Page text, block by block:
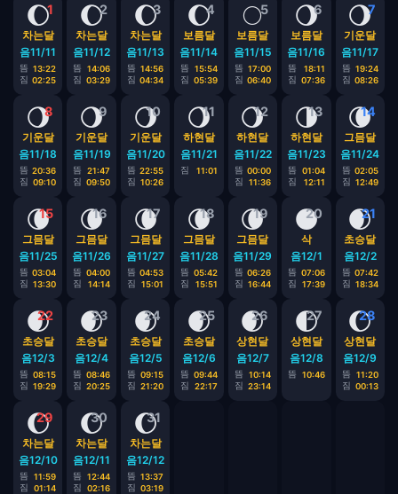
1
🌔
차는달
음11/11
뜸 13:22
짐 02:25
2
🌔
차는달
음11/12
뜸
14:06
짐 03:29
3
🌔
차는달
음11/13
뜸 14:56
짐 04:34
4
🌔
보름달
음11/14
뜸
15:54
짐 05:39
5
🌕
보름달
음11/15
뜸 17:00
짐 06:40
6
🌖
보름달
음11/16
뜸
18:11
짐 07:36
7
🌖
기운달
음11/17
뜸 19:24
짐 08:26
8
🌖
기운달
음11/18
뜸 20:36
짐 09:10
9
🌖
기운달
음11/19
뜸
21:47
짐 09:50
10
🌖
기운달
음11/20
뜸 22:55
짐 10:26
11
🌖
하현달
음11/21
짐 11:01
12
🌖
하현달
음11/22
뜸 00:00
짐
11:36
13
🌗
하현달
음11/23
뜸
01:04
짐
12:11
14
🌘
그믐달
음11/24
뜸 02:05
짐 12:49
15
🌘
그믐달
음11/25
뜸 03:04
짐 13:30
16
🌘
그믐달
음11/26
뜸 04:00
짐
14:14
17
🌘
그믐달
음11/27
뜸 04:53
짐
15:01
18
🌘
그믐달
음11/28
뜸 05:42
짐
15:51
19
🌘
그믐달
음11/29
뜸 06:26
짐 16:44
20
🌑
삭
음12/1
뜸 07:06
짐
17:39
21
🌒
초승달
음12/2
뜸 07:42
짐 18:34
22
🌒
초승달
음12/3
뜸 08:15
짐 19:29
23
🌒
초승달
음12/4
뜸 08:46
짐 20:25
24
🌒
초승달
음12/5
뜸 09:15
짐 21:20
25
🌒
초승달
음12/6
뜸 09:44
짐
22:17
26
🌒
상현달
음12/7
뜸
10:14
짐 23:14
27
🌓
상현달
음12/8
뜸 10:46
28
🌔
상현달
음12/9
뜸
11:20
짐 00:13
29
🌔
차는달
음12/10
뜸
11:59
짐
01:14
30
🌔
차는달
음12/11
뜸
12:44
짐
02:16
31
🌔
차는달
음12/12
뜸 13:37
짐 03:19